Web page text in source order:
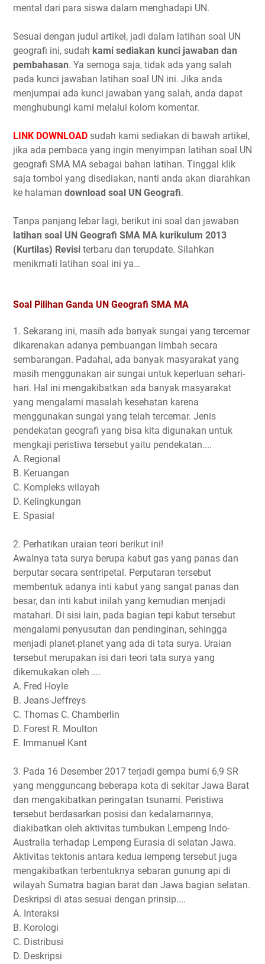
mental dari para siswa dalam menghadapi UN.
Sesuai dengan judul artikel, jadi dalam latihan soal UN
geografi ini, sudah kami sediakan kunci jawaban dan
pembahasan. Ya semoga saja, tidak ada yang salah
pada kunci jawaban latihan soal UN ini. Jika anda
menjumpai ada kunci jawaban yang salah, anda dapat
menghubungi kami melalui kolom komentar.
LINK DOWNLOAD sudah kami sediakan di bawah artikel,
jika ada pembaca yang ingin menyimpan latihan soal UN
geografi SMA MA sebagai bahan latihan. Tinggal klik
saja tombol yang disediakan, nanti anda akan diarahkan
ke halaman download soal UN Geografi.
Tanpa panjang lebar lagi, berikut ini soal dan jawaban
latihan soal UN Geografi SMA MA kurikulum 2013
(Kurtilas) Revisi terbaru dan terupdate. Silahkan
menikmati latihan soal ini ya…
Soal Pilihan Ganda UN Geografi SMA MA
1. Sekarang ini, masih ada banyak sungai yang tercemar
dikarenakan adanya pembuangan limbah secara
sembarangan. Padahal, ada banyak masyarakat yang
masih menggunakan air sungai untuk keperluan sehari-
hari. Hal ini mengakibatkan ada banyak masyarakat
yang mengalami masalah kesehatan karena
menggunakan sungai yang telah tercemar. Jenis
pendekatan geografi yang bisa kita digunakan untuk
mengkaji peristiwa tersebut yaitu pendekatan....
A. Regional
B. Keruangan
C. Kompleks wilayah
D. Kelingkungan
E. Spasial
2. Perhatikan uraian teori berikut ini!
Awalnya tata surya berupa kabut gas yang panas dan
berputar secara sentripetal. Perputaran tersebut
membentuk adanya inti kabut yang sangat panas dan
besar, dan inti kabut inilah yang kemudian menjadi
matahari. Di sisi lain, pada bagian tepi kabut tersebut
mengalami penyusutan dan pendinginan, sehingga
menjadi planet-planet yang ada di tata surya. Uraian
tersebut merupakan isi dari teori tata surya yang
dikemukakan oleh ….
A. Fred Hoyle
B. Jeans-Jeffreys
C. Thomas C. Chamberlin
D. Forest R. Moulton
E. Immanuel Kant
3. Pada 16 Desember 2017 terjadi gempa bumi 6,9 SR
yang mengguncang beberapa kota di sekitar Jawa Barat
dan mengakibatkan peringatan tsunami. Peristiwa
tersebut berdasarkan posisi dan kedalamannya,
diakibatkan oleh aktivitas tumbukan Lempeng Indo-
Australia terhadap Lempeng Eurasia di selatan Jawa.
Aktivitas tektonis antara kedua lempeng tersebut juga
mengakibatkan terbentuknya sebaran gunung api di
wilayah Sumatra bagian barat dan Jawa bagian selatan.
Deskripsi di atas sesuai dengan prinsip....
A. Interaksi
B. Korologi
C. Distribusi
D. Deskripsi